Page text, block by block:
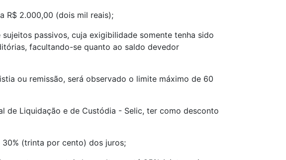
R$ 2.000,00 (dois mil reais);
passivos, cuja exigibilidade somente tenha sido
facultando-se quanto ao saldo devedor
ou remissão, será observado o limite máximo de 60
de Liquidação e de Custódia - Selic, ter como desconto
(trinta por cento) dos juros;